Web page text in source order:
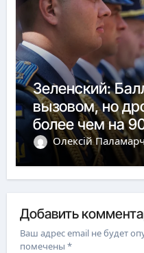
Зеленский:
вызовом, но
более чем на
Олексій
Добавить
Ваш адрес email не будет
помечены*